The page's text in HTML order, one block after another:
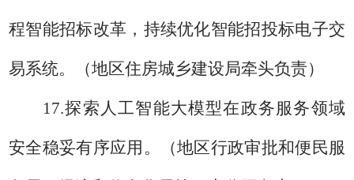
程智能招标改革，持续优化智能招投标电子交
易系统。 （地区住房城乡建设局牵头负责）
17.探索人工智能大模型在政务服务领域
安全稳妥有序应用。 （地区行政审批和便民服